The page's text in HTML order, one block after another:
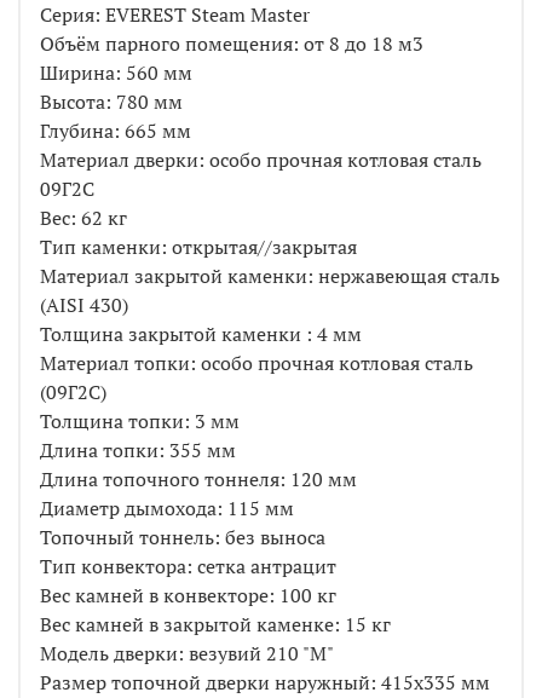
Серия: EVEREST Steam Master
Объём парного помещения: от 8 до 18 м3
Ширина: 560 мм
Высота: 780 мм
Глубина: 665 мм
Материал дверки: особо прочная котловая сталь
09Г2С
Вес: 62 кг
Тип каменки: открытая//закрытая
Материал закрытой каменки: нержавеющая сталь
(AISI 430)
Толщина закрытой каменки : 4 мм
Материал топки: особо прочная котловая сталь
(09Г2С)
Толщина топки: 3 мм
Длина топки: 355 мм
Длина топочного тоннеля: 120 мм
Диаметр дымохода: 115 мм
Топочный тоннель: без выноса
Тип конвектора: сетка антрацит
Вес камней в конвекторе: 100 кг
Вес камней в закрытой каменке: 15 кг
Модель дверки: везувий 210 "М"
Размер топочной дверки наружный: 415х335 мм